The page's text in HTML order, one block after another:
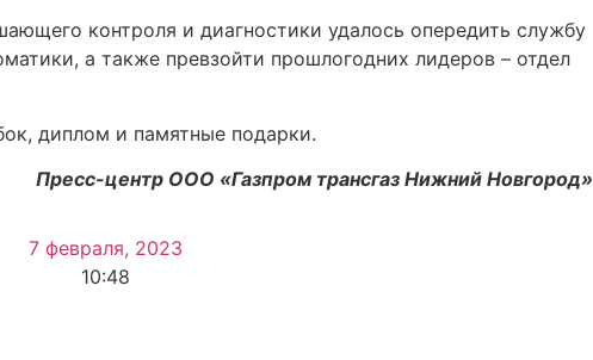
контроля и диагностики удалось опередить службу
а также превзойти прошлогодних лидеров – отдел
диплом и памятные подарки.
Пресс-центр ООО «Газпром трансгаз Нижний Новгород»
7 февраля, 2023
10:48